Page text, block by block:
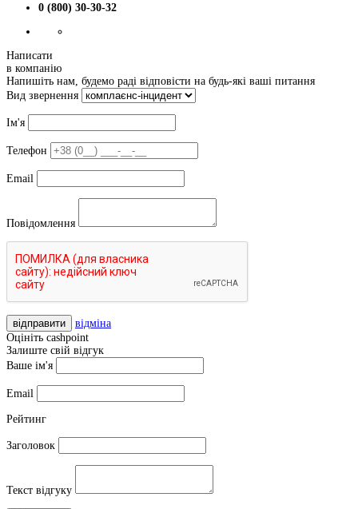
0 (800) 30-30-32
Написати
в компанію
Напишіть нам, будемо раді відповісти на будь-які ваші питання
Вид звернення
Ім'я
Телефон
Email
Повідомлення
відправити
відміна
Оцініть cashpoint
Залиште свій відгук
Ваше ім'я
Email
Рейтинг
Заголовок
Текст відгуку